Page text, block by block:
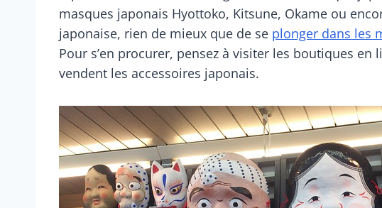
masques japonais Hyottoko, Kitsune, Okame ou
japonaise, rien de mieux que de se plonger dans les
Pour s’en procurer, pensez à visiter les boutiques
vendent les accessoires japonais.